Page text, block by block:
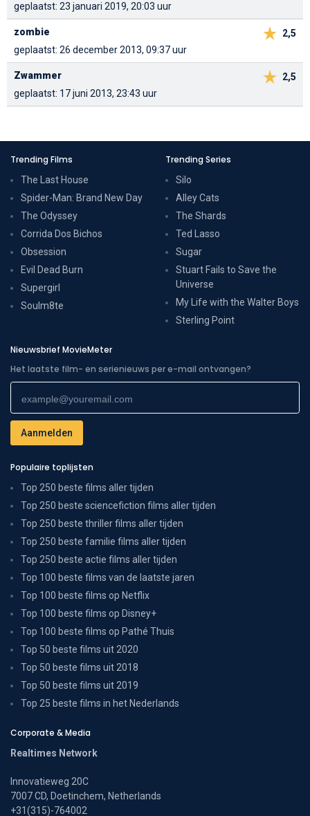
geplaatst: 23 januari 2019, 20:03 uur
2,5
zombie
geplaatst: 26 december 2013, 09:37 uur
2,5
Zwammer
geplaatst: 17 juni 2013, 23:43 uur
Trending Films
The Last House
Spider-Man: Brand New Day
The Odyssey
Corrida Dos Bichos
Obsession
Evil Dead Burn
Supergirl
Soulm8te
Trending Series
Silo
Alley Cats
The Shards
Ted Lasso
Sugar
Stuart Fails to Save the
Universe
My Life with the Walter Boys
Sterling Point
Nieuwsbrief MovieMeter
Het laatste film- en serienieuws per e-mail ontvangen?
Populaire toplijsten
Top 250 beste films aller tijden
Top 250 beste sciencefiction films aller tijden
Top 250 beste thriller films aller tijden
Top 250 beste familie films aller tijden
Top 250 beste actie films aller tijden
Top 100 beste films van de laatste jaren
Top 100 beste films op Netflix
Top 100 beste films op Disney+
Top 100 beste films op Pathé Thuis
Top 50 beste films uit 2020
Top 50 beste films uit 2018
Top 50 beste films uit 2019
Top 25 beste films in het Nederlands
Corporate & Media
Realtimes Network
Innovatieweg 20C
7007 CD, Doetinchem, Netherlands
+31(315)-764002